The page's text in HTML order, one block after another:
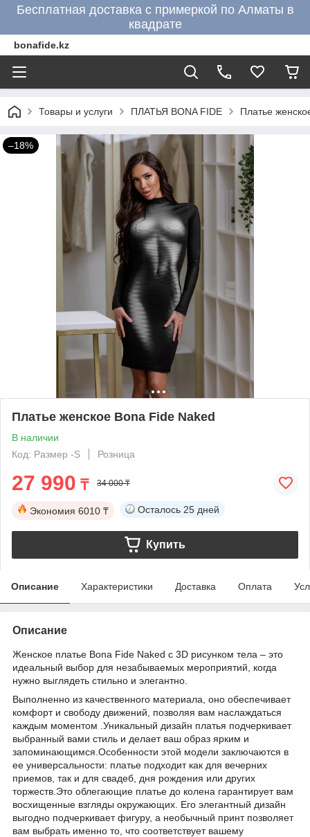
Бесплатная доставка с примеркой по Алматы в
квадрате
bonafide.kz
Товары и услуги ПЛАТЬЯ BONA FIDE Платье
–18%
Платье женское Bona Fide Naked
В наличии
Код: Размер -S
Розница
27 990 ₸ 34 000 ₸
Экономия 6010 ₸ Осталось 25 дней
Купить
Описание Характеристики Доставка Оплата
Описание
Женское платье Bona Fide Naked с 3D рисунком тела – это
идеальный выбор для незабываемых мероприятий, когда
нужно выглядеть стильно и элегантно.
Выполненно из качественного материала, оно обеспечивает
комфорт и свободу движений, позволяя вам наслаждаться
каждым моментом .Уникальный дизайн платья подчеркивает
выбранный вами стиль и делает ваш образ ярким и
запоминающимся.Особенности этой модели заключаются в
ее универсальности: платье подходит как для вечерних
приемов, так и для свадеб, дня рождения или других
торжеств.Это облегающие платье до колена гарантирует вам
восхищенные взгляды окружающих. Его элегантный дизайн
выгодно подчеркивает фигуру, а необычный принт позволяет
вам выбрать именно то, что соответствует вашему